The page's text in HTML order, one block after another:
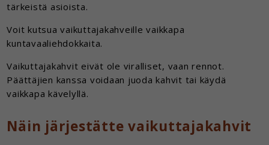
tärkeistä asioista.
Voit kutsua vaikuttajakahveille vaikkapa
kuntavaaliehdokkaita.
Vaikuttajakahvit eivät ole viralliset, vaan rennot.
Päättäjien kanssa voidaan juoda kahvit tai käydä
vaikkapa kävelyllä.
Näin järjestätte vaikuttajakahvit